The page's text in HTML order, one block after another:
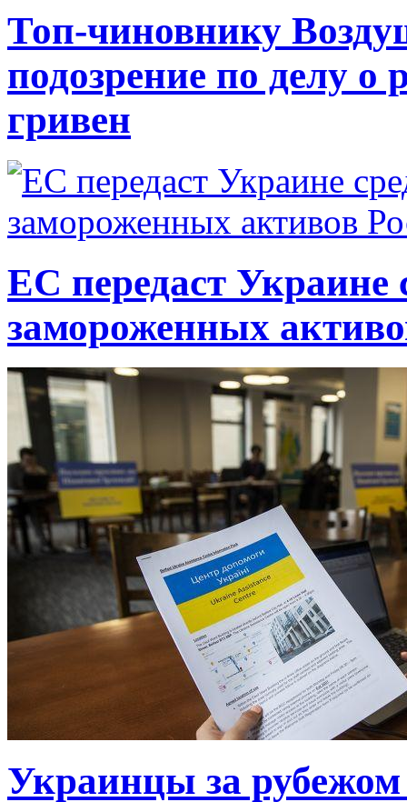
Топ-чиновнику
подозрение по делу о
гривен
ЕС передаст Украине
замороженных
Украинцы за рубежом